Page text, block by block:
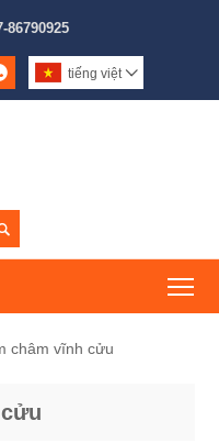
86790925
tiếng việt 
châm vĩnh cửu